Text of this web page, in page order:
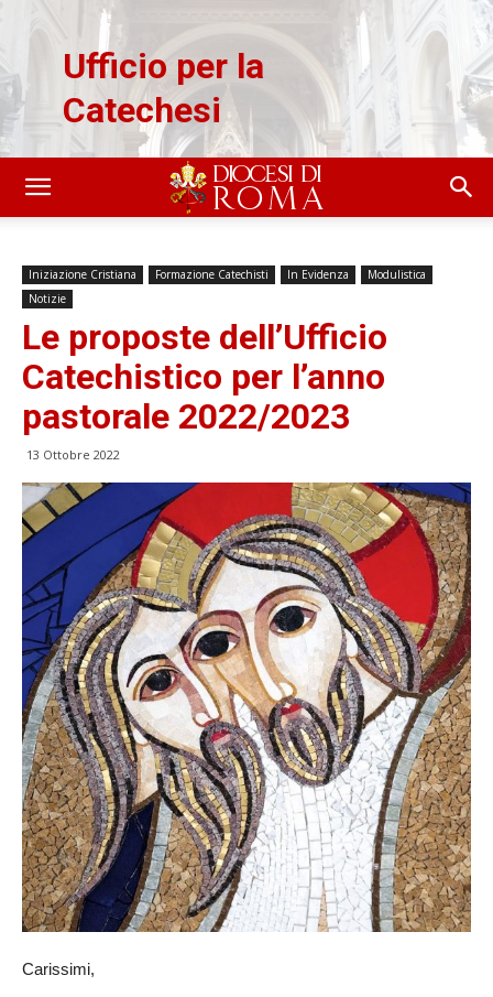
Ufficio per la
Catechesi
Iniziazione Cristiana Formazione Catechisti In Evidenza
Modulistica
Notizie
Le proposte dell’Ufficio
Catechistico per l’anno
pastorale 2022/2023
13 Ottobre 2022
Carissimi,